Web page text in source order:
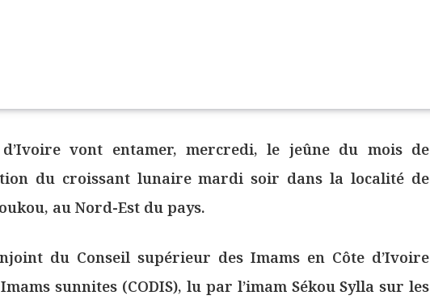
vont entamer, mercredi, le jeûne du mois de
du croissant lunaire mardi soir dans la localité de
au Nord-Est du pays.
du Conseil supérieur des Imams en Côte d’Ivoire
sunnites (CODIS), lu par l’imam Sékou Sylla sur les